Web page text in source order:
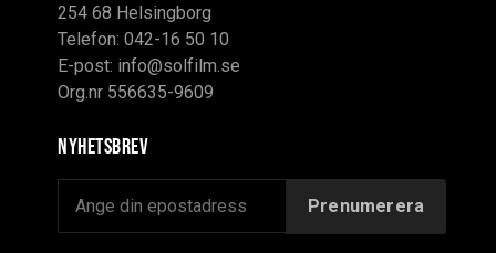
254 68 Helsingborg
Telefon: 042-16 50 10
E-post: info@solfilm.se
Org.nr 556635-9609
Nyhetsbrev